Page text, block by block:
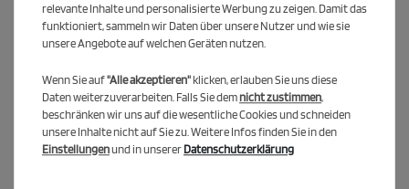
Kann das Trampolin ganzjährig draußen
stehen?
Ja, das Gartentrampolin ist wetterfest und UV-beständig, sodass
es dauerhaft im Freien genutzt werden kann.
relevante Inhalte und personalisierte Werbung zu zeigen. Damit das
funktioniert, sammeln wir Daten über unsere Nutzer und wie sie
unsere Angebote auf welchen Geräten nutzen.
Wenn Sie auf"Alle akzeptieren"klicken, erlauben Sie uns diese
Daten weiterzuverarbeiten. Falls Sie demnicht zustimmen,
beschränken wir uns auf die wesentliche Cookies und schneiden
unsere Inhalte nicht auf Sie zu. Weitere Infos finden Sie in den
Einstellungenund in unsererDatenschutzerklärung